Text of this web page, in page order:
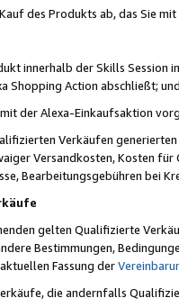
des Produkts ab, das Sie
innerhalb der Skills Session
Shopping Action abschließt; und
der Alexa-Einkaufsaktion
Verkäufen generierten „
Versandkosten, Kosten
Bearbeitungsgebühren bei
gelten Qualifizierte
Bestimmungen,
Fassung der
die andernfalls